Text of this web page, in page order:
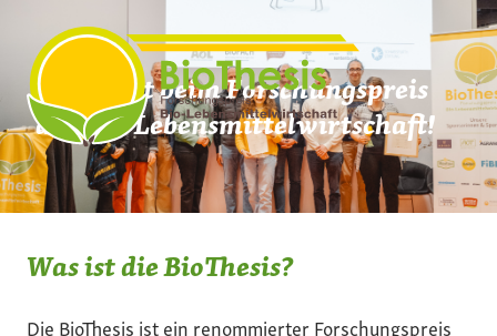
Inhalt
springenMach mit beim Forschungspreis
der Bio-Lebensmittelwirtschaft!
Was ist die BioThesis?
Die BioThesis ist ein renommierter Forschungspreis